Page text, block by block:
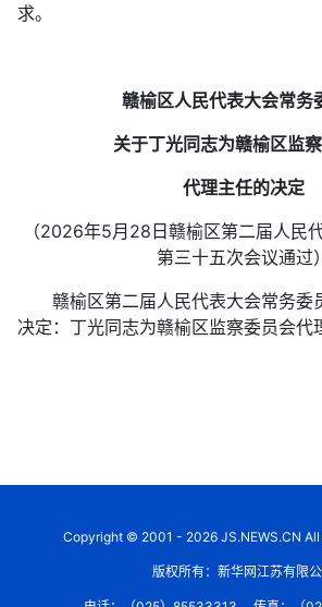
求。
赣榆区人民代表大会常务
关于丁光同志为赣榆区监
代理主任的决定
（2026年5月28日赣榆区第二届人民
第三十五次会议通过）
赣榆区第二届人民代表大会常务委
决定：丁光同志为赣榆区监察委员会代
Copyright © 2001 - 2026 JS.NEWS.CN All
版权所有：新华网江苏有限